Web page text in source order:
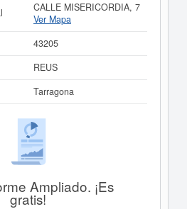
CALLE MISERICORDIA, 7
Ver Mapa
43205
REUS
Tarragona
Ampliado. ¡Es
gratis!